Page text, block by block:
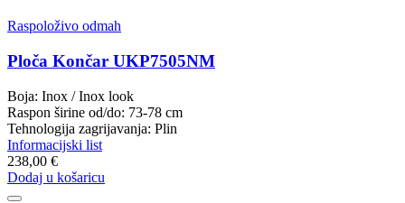
Raspoloživo odmah
Ploča Končar UKP7505NM
Boja: Inox / Inox look
Raspon širine od/do: 73-78 cm
Tehnologija zagrijavanja: Plin
Informacijski list
238,00 €
Dodaj u košaricu